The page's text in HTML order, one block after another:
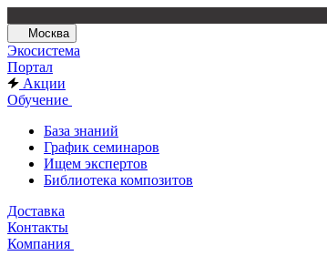
Москва
Экосистема
Портал
Акции
Обучение
База знаний
График семинаров
Ищем экспертов
Библиотека композитов
Доставка
Контакты
Компания